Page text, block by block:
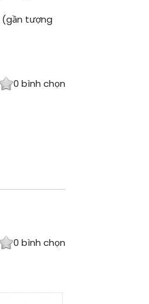
(gần tượng
0 bình chọn
0 bình chọn